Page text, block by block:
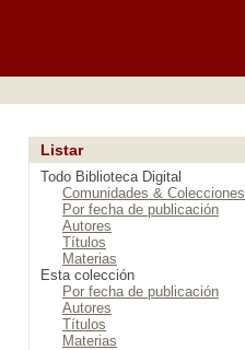
Listar
Todo Biblioteca Digital
Comunidades & Colecciones
Por fecha de publicación
Autores
Títulos
Materias
Esta colección
Por fecha de publicación
Autores
Títulos
Materias